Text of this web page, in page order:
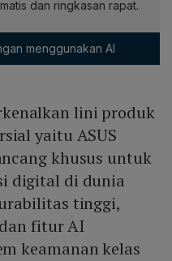
dan ringkasan rapat.
menggunakan AI
lini produk
yaitu ASUS
khusus untuk
digital di dunia
tinggi,
fitur AI
keamanan kelas